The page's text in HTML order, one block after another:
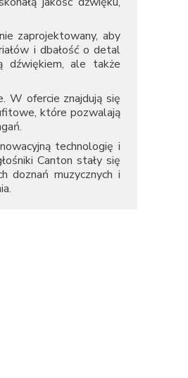
zaprojektowany, aby
i dbałość o detal
dźwiękiem, ale także
W ofercie znajdują się
które pozwalają
technologię i
Canton stały się
doznań muzycznych i